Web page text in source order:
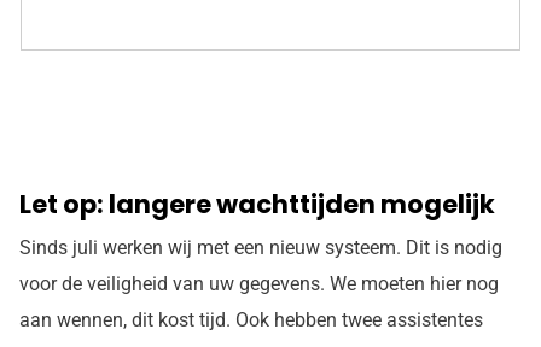
Let op: langere wachttijden mogelijk
Sinds juli werken wij met een nieuw systeem. Dit is nodig
voor de veiligheid van uw gegevens. We moeten hier nog
aan wennen, dit kost tijd. Ook hebben twee assistentes